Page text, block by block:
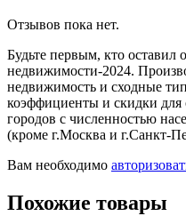
Отзывов пока нет.
Будьте первым, кто
недвижимости-2024.
недвижимость и сходные
коэффициенты и скидки для
городов с численностью
(кроме г.Москва и г.Санкт-
Вам необходимо
Похожие товары